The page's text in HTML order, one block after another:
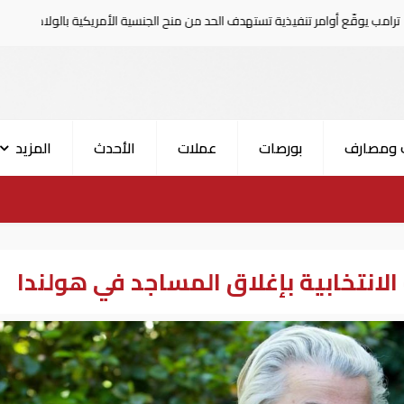
تستهدف الحد من منح الجنسية الأمريكية بالولادة
ومصارف بورصات عملات الأحدث المزيد
بإغلاق المساجد في هولندا